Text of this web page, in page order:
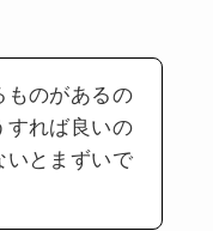
ものがあるの
すれば良いの
いとまずいで